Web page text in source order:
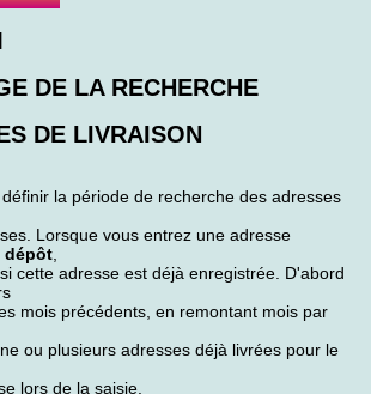
DE LA RECHERCHE
DE LIVRAISON
la période de recherche des adresses
Lorsque vous entrez une adresse
dépôt
cette adresse est déjà enregistrée. D'abord
mois précédents, en remontant mois par
ou plusieurs adresses déjà livrées pour le
lors de la saisie.